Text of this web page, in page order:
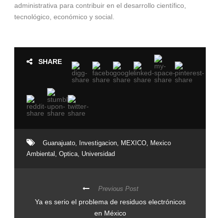
administrativa para contribuir en el desarrollo científico,
tecnológico, económico y social.
SHARE
Guanajuato, Investigacion, MEXICO, Mexico
Ambiental , Optica, Universidad
Previous Post
Ya es serio el problema de residuos electrónicos
en México